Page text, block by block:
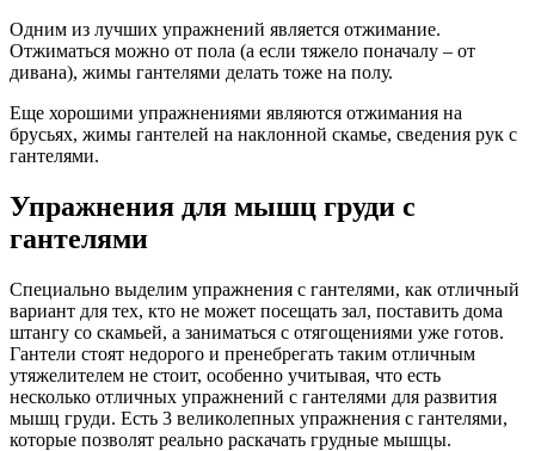
Одним из лучших упражнений является отжимание.
Отжиматься можно от пола (а если тяжело поначалу – от
дивана), жимы гантелями делать тоже на полу.
Еще хорошими упражнениями являются отжимания на
брусьях, жимы гантелей на наклонной скамье, сведения рук с
гантелями.
Упражнения для мышц груди с
гантелями
Специально выделим упражнения с гантелями, как отличный
вариант для тех, кто не может посещать зал, поставить дома
штангу со скамьей, а заниматься с отягощениями уже готов.
Гантели стоят недорого и пренебрегать таким отличным
утяжелителем не стоит, особенно учитывая, что есть
несколько отличных упражнений с гантелями для развития
мышц груди. Есть 3 великолепных упражнения с гантелями,
которые позволят реально раскачать грудные мышцы.